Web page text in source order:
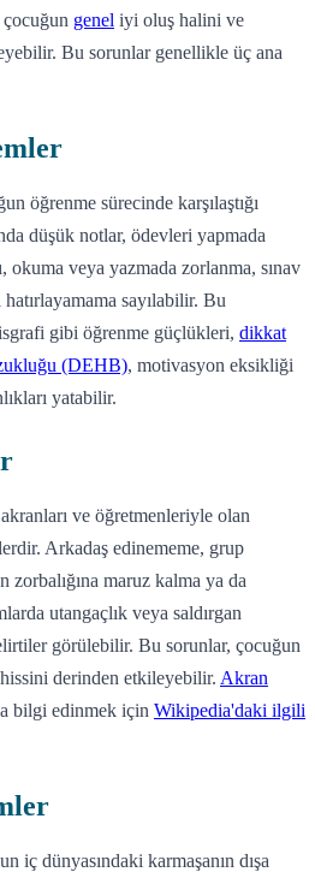
genel iyi oluş halini ve
Bu sorunlar genellikle üç ana
öğrenme sürecinde karşılaştığı
düşük notlar, ödevleri yapmada
okuma veya yazmada zorlanma, sınav
sayılabilir. Bu
gibi öğrenme güçlükleri, dikkat
(DEHB), motivasyon eksikliği
yatabilir.
ve öğretmenleriyle olan
Arkadaş edinememe, grup
zorbalığına maruz kalma ya da
utangaçlık veya saldırgan
görülebilir. Bu sorunlar, çocuğun
derinden etkileyebilir. Akran
bilgi edinmek için Wikipedia'daki ilgili
iç dünyasındaki karmaşanın dışa